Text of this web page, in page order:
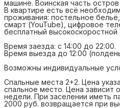
машине. Воинская часть
В квартире есть всё
проживания: постельное
смарт (YouTube), цифровое
бесплатный высокоскоростной
Время заезда: с 14:00 до 22:00.
Время выезда до 12:00
Возможны индивидуальные
Спальные места 2+2. Цена
спальное место. Цена зависит
недели. При заселении иметь
2000 руб. возвращается при